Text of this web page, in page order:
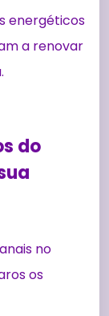
energéticos
a renovar
do
no
os